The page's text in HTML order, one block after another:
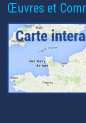
Œuvres et